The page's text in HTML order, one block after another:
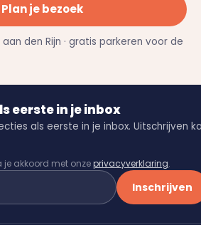
Plan je bezoek
den Rijn · gratis parkeren voor de
eerste in je inbox
als eerste in je inbox. Uitschrijven
je akkoord met onzeprivacyverklaring.
Inschrijven